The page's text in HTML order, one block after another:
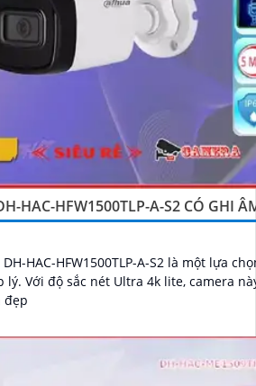
HAC-HFW1500TLP-A-S2 CÓ GHI
HAC-HFW1500TLP-A-S2 là một lựa
cho ra
đẹp